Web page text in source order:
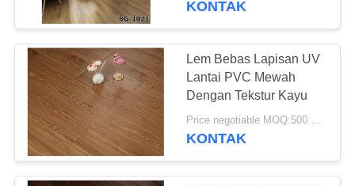
Vinyl Klik System
Flooring
37
KONTAK
Lem Bebas Lapisan UV
Lantai PVC Mewah
Dengan Tekstur Kayu
Price negotiable MOQ:500 meter persegi
KONTAK